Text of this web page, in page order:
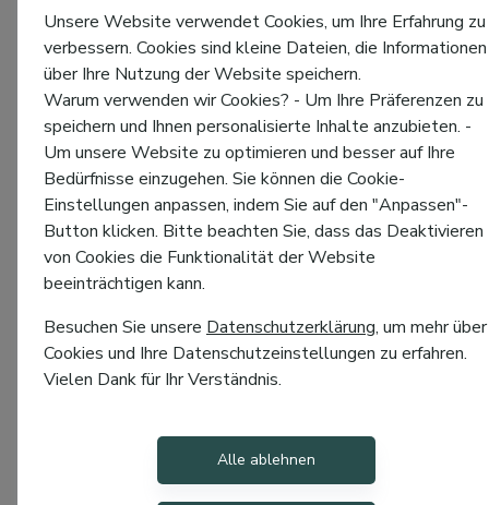
Unsere Website verwendet Cookies, um Ihre Erfahrung zu
verbessern. Cookies sind kleine Dateien, die Informationen
über Ihre Nutzung der Website speichern.
Warum verwenden wir Cookies? - Um Ihre Präferenzen zu
speichern und Ihnen personalisierte Inhalte anzubieten. -
Um unsere Website zu optimieren und besser auf Ihre
Bedürfnisse einzugehen. Sie können die Cookie-
Einstellungen anpassen, indem Sie auf den "Anpassen"-
Button klicken. Bitte beachten Sie, dass das Deaktivieren
von Cookies die Funktionalität der Website
beeinträchtigen kann.
Besuchen Sie unsere Datenschutzerklärung, um mehr über
Cookies und Ihre Datenschutzeinstellungen zu erfahren.
Vielen Dank für Ihr Verständnis.
Alle ablehnen